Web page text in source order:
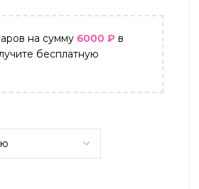
на сумму 6000 ₽ в
бесплатную